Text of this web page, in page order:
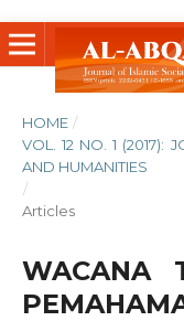
HOME /
VOL. 12 NO. 1 (2017):
AND HUMANITIES
/
Articles
WACANA